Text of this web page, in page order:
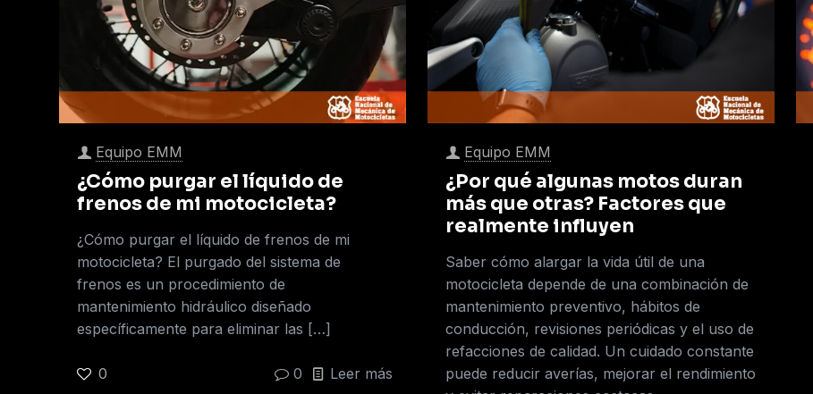
Equipo EMM
¿Cómo purgar el líquido de
frenos de mi motocicleta?
¿Cómo purgar el líquido de frenos de mi
motocicleta? El purgado del sistema de
frenos es un procedimiento de
mantenimiento hidráulico diseñado
específicamente para eliminar las […]
0 0 Leer más
Equipo EMM
¿Por qué algunas motos duran
más que otras? Factores que
realmente influyen
Saber cómo alargar la vida útil de una
motocicleta depende de una combinación de
mantenimiento preventivo, hábitos de
conducción, revisiones periódicas y el uso de
refacciones de calidad. Un cuidado constante
puede reducir averías, mejorar el rendimiento